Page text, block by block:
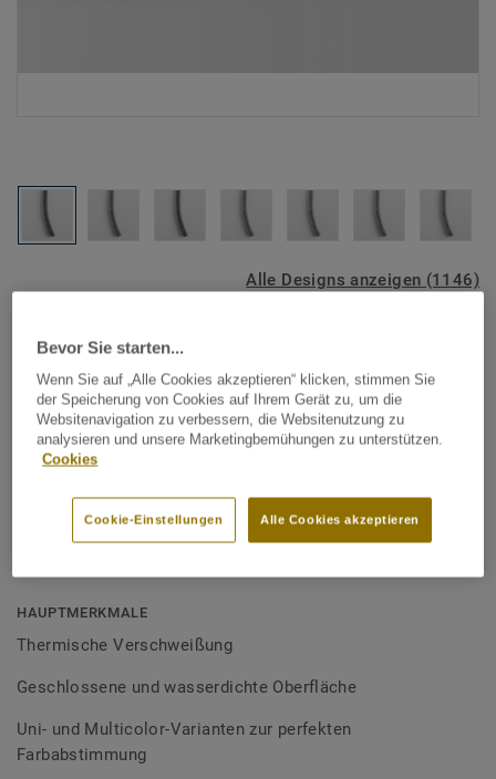
Alle Designs anzeigen (1146)
Schweißschnur für PVC-Böden
- Multicolour GREY 0354
Schweißschnüre werden zur thermischen Verschweißung
perfekte Hygiene und einfache Reinigung. Tarkett
Multicolor und sind farblich auf unser
Bodenbelagssortiment abgestimmt. Durch die Verwendung
von Kontrastfarben lassen sich auch besondere
HAUPTMERKMALE
Thermische Verschweißung
Geschlossene und wasserdichte Oberfläche
Uni- und Multicolor-Varianten zur perfekten
Farbabstimmung
Bevor Sie starten...
Wenn Sie auf „Alle Cookies akzeptieren“ klicken, stimmen Sie
der Speicherung von Cookies auf Ihrem Gerät zu, um die
Websitenavigation zu verbessern, die Websitenutzung zu
analysieren und unsere Marketingbemühungen zu unterstützen.
Cookies
Alle Cookies akzeptieren
Cookie-Einstellungen